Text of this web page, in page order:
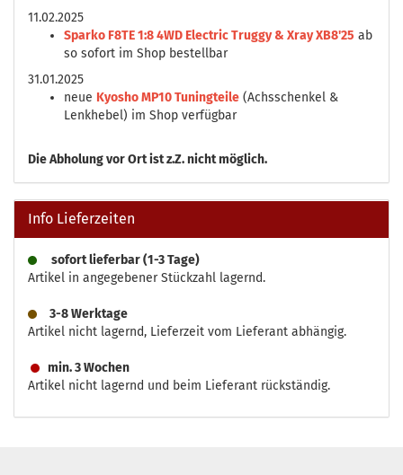
11.02.2025
Sparko F8TE 1:8 4WD Electric Truggy & Xray XB8'25 ab
so sofort im Shop bestellbar
31.01.2025
neue Kyosho MP10 Tuningteile (Achsschenkel &
Lenkhebel) im Shop verfügbar
DieAbholung vor Ort ist z.Z. nicht möglich.
Info Lieferzeiten
sofort lieferbar (1-3 Tage)
Artikel in angegebener Stückzahl lagernd.
3-8 Werktage
Artikel nicht lagernd, Lieferzeit vom Lieferant abhängig.
min. 3 Wochen
Artikel nicht lagernd und beim Lieferant rückständig.